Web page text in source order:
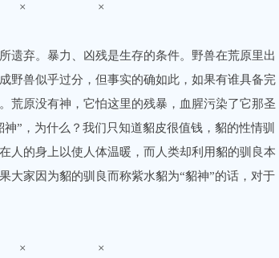
×
弃。暴力、凶残是生存的条件。野兽在荒原里出
野兽似乎过分，但事实的确如此，如果有谁具备完
荒原没有神，它怕这里的残暴，血腥污染了它那圣
”，为什么？我们只知道貂皮很值钱，貂的性情驯
人的身上以使人体温暖，而人类却利用貂的驯良本
大家因为貂的驯良而称紫水貂为“貂神”的话，对于
×